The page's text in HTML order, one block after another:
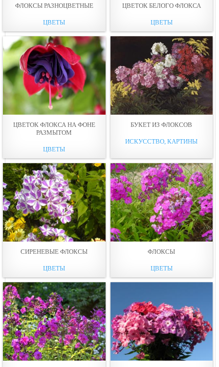
ФЛОКСЫ РАЗНОЦВЕТНЫЕ
ЦВЕТЫ
ЦВЕТОК БЕЛОГО ФЛОКСА
ЦВЕТЫ
ЦВЕТOК ФЛОКСА НА ФОНE
РАЗМЫТОМ
ЦВЕТЫ
БУКЕТ ИЗ ФЛОКСОВ
ИСКУССТВО, КАРТИНЫ
СИРЕНЕВЫЕ ФЛОКСЫ
ЦВЕТЫ
ФЛОКСЫ
ЦВЕТЫ